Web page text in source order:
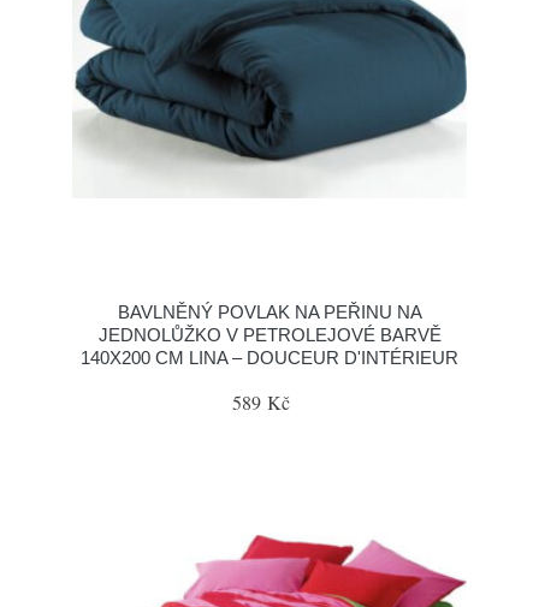
BAVLNĚNÝ POVLAK NA PEŘINU NA
JEDNOLŮŽKO V PETROLEJOVÉ BARVĚ
140X200 CM LINA – DOUCEUR D'INTÉRIEUR
589 Kč